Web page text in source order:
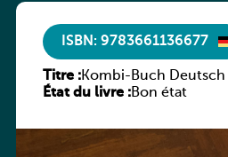
ISBN: 9783661136677
Titre :Kombi-Buch Deutsch
Luxemburg)
État du livre :Bon état